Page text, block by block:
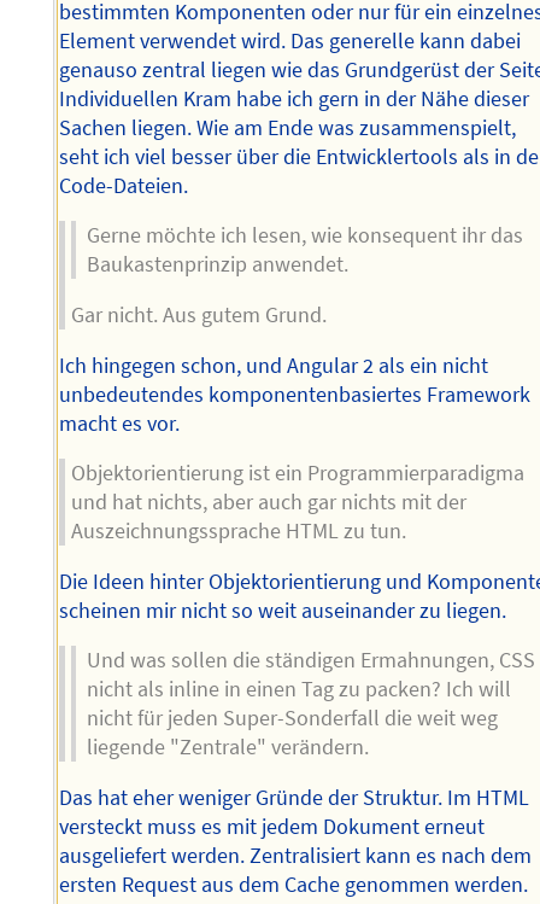
bestimmten Komponenten oder nur für ein
Element verwendet wird. Das generelle kann dabei
genauso zentral liegen wie das Grundgerüst der
Individuellen Kram habe ich gern in der Nähe dieser
Sachen liegen. Wie am Ende was zusammenspielt,
seht ich viel besser über die Entwicklertools als in
Code-Dateien.
Gerne möchte ich lesen, wie konsequent ihr das
Baukastenprinzip anwendet.
Gar nicht. Aus gutem Grund.
Ich hingegen schon, und Angular 2 als ein nicht
unbedeutendes komponentenbasiertes Framework
macht es vor.
Objektorientierung ist ein Programmierparadigma
und hat nichts, aber auch gar nichts mit der
Auszeichnungssprache HTML zu tun.
Die Ideen hinter Objektorientierung und
scheinen mir nicht so weit auseinander zu liegen.
Und was sollen die ständigen Ermahnungen, CSS
nicht als inline in einen Tag zu packen? Ich will
nicht für jeden Super-Sonderfall die weit weg
liegende "Zentrale" verändern.
Das hat eher weniger Gründe der Struktur. Im HTML
versteckt muss es mit jedem Dokument erneut
ausgeliefert werden. Zentralisiert kann es nach dem
ersten Request aus dem Cache genommen werden.